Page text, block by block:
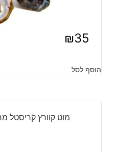
₪35
הוסף לסל
מוט קוורץ קריסטל